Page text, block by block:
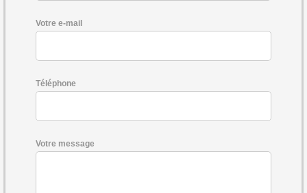
Votre e-mail
Téléphone
Votre message